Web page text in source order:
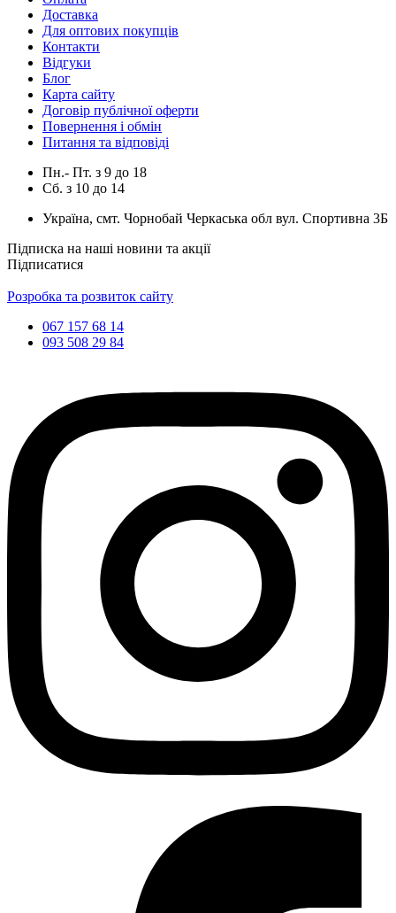
Доставка
Для оптових покупців
Контакти
Відгуки
Блог
Карта сайту
Договір публічної оферти
Повернення і обмін
Питання та відповіді
Пн.- Пт. з 9 до 18
Сб. з 10 до 14
Україна, смт. Чорнобай Черкаська обл вул. Спортивна 3Б
Підписка на наші новини та акції
Підписатися
Розробка та розвиток сайту
067 157 68 14
093 508 29 84